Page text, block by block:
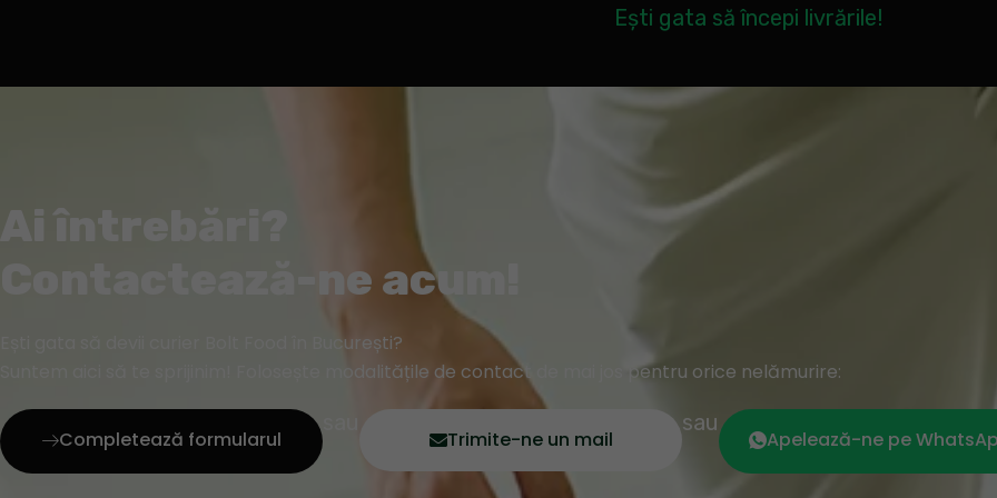
Ești gata să începi livrările!
Ai întrebări?
Contactează-ne acum!
Ești gata să devii curier Bolt Food în București?
Suntem aici să te sprijinim! Folosește modalitățile de contact de mai jos pentru orice nelămurire:
Completează formularul Trimite-ne un mail
sau
Apelează-ne pe